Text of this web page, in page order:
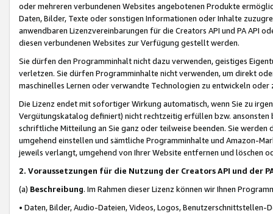
oder mehreren verbundenen Websites angebotenen Produkte
Daten, Bilder, Texte oder sonstigen Informationen oder Inhalte
anwendbaren Lizenzvereinbarungen für die Creators API und PA API
diesen verbundenen Websites zur Verfügung gestellt werden.
Sie dürfen den Programminhalt nicht dazu verwenden, geistiges
verletzen. Sie dürfen Programminhalte nicht verwenden, um direkt
maschinelles Lernen oder verwandte Technologien zu entwickeln
Die Lizenz endet mit sofortiger Wirkung automatisch, wenn Sie zu
Vergütungskatalog definiert) nicht rechtzeitig erfüllen bzw. ansonsten
schriftliche Mitteilung an Sie ganz oder teilweise beenden. Sie werden
umgehend einstellen und sämtliche Programminhalte und Amazon-
jeweils verlangt, umgehend von Ihrer Website entfernen und löschen
2. Voraussetzungen für die Nutzung der Creators API und der
(a) Beschreibung. Im Rahmen dieser Lizenz können wir Ihnen
• Daten, Bilder, Audio-Dateien, Videos, Logos, Benutzerschnittstellen-